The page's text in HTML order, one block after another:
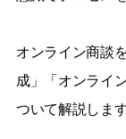
オンライン商談
成」「オンライ
ついて解説します